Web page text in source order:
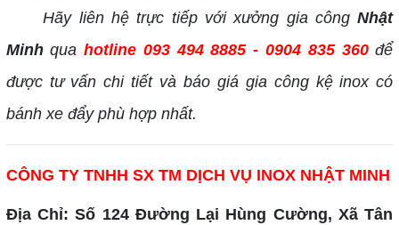
Hãy liên hệ trực tiếp với xưởng gia côngNhật
Minhquahotline 093 494 8885 - 0904 835 360để
được tư vấn chi tiết và báo giá gia công kệ inox có
bánh xe đẩy phù hợp nhất.
CÔNG TY TNHH SX TM DỊCH VỤ INOX NHẬT MINH
Địa Chỉ: Số 124 Đường Lại Hùng Cường, Xã Tân